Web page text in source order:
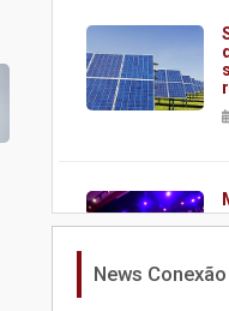
News Conexão